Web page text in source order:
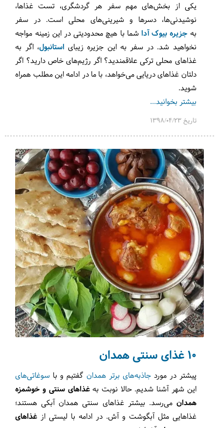
یکی از بخش‌های مهم سفر هر گردشگری، تست غذاها،
نوشیدنی‌ها، دسرها و شیرینی‌های محلی است. در سفر
به جزیره بیوک آدا شما با هیچ محدودیتی در این زمینه مواجه
نخواهید شد. در سفر به این جزیره زیبای استانبول، اگر به
غذاهای محلی ترکی علاقمندید؟ اگر رژیم‌های خاص دارید؟ اگر
دلتان غذاهای دریایی می‌خواهد، با ما در ادامه این مطلب همراه
شوید.
بیشتر بخوانید...
تاریخ 1398/04/23
10 غذای سنتی همدان
پیشتر در موردجاذبه‌های برتر همدان گفتیم و با سوغاتی‌های
این شهر آشنا شدیم. حالا نوبت بهغذاهای سنتی و خوشمزه
همدان می‌رسد. بیشتر غذاهای سنتی همدان آبکی هستند؛
غذاهایی مثل آبگوشت و آش. در ادامه با لیستی از غذاهای